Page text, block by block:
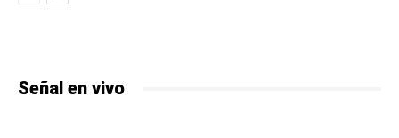
Señal en vivo